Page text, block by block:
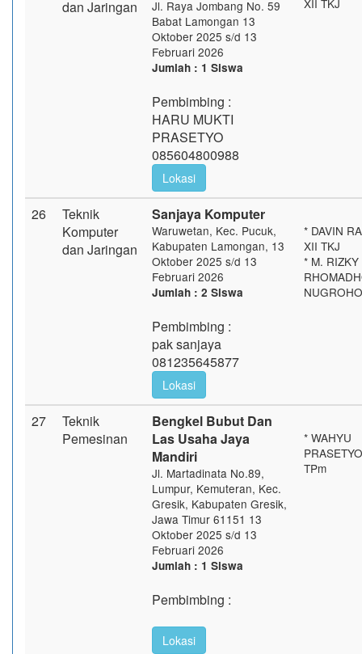
dan Jaringan
Jl. Raya Jombang No. 59
Babat Lamongan 13
Oktober 2025 s/d 13
Februari 2026
Jumlah : 1 Siswa
Pembimbing :
HARU MUKTI
PRASETYO
085604800988
Lokasi
XII TKJ
26
Teknik
Komputer
dan Jaringan
Sanjaya Komputer
Waruwetan, Kec. Pucuk,
Kabupaten Lamongan, 13
Oktober 2025 s/d 13
Februari 2026
Jumlah : 2 Siswa
Pembimbing :
pak sanjaya
081235645877
Lokasi
* DAVIN
XII TKJ
* M. RIZKY
27
Teknik
Pemesinan
Bengkel Bubut Dan
Las Usaha Jaya
Mandiri
Jl. Martadinata No.89,
Lumpur, Kemuteran, Kec.
Gresik, Kabupaten Gresik,
Jawa Timur 61151 13
Oktober 2025 s/d 13
Februari 2026
Jumlah : 1 Siswa
Pembimbing :
Lokasi
* WAHYU
TPm